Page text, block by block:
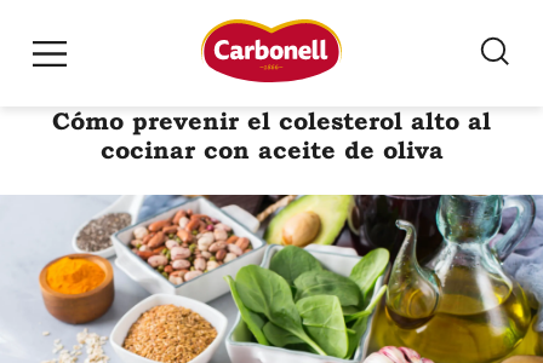
Cómo prevenir el colesterol alto al
cocinar con aceite de oliva